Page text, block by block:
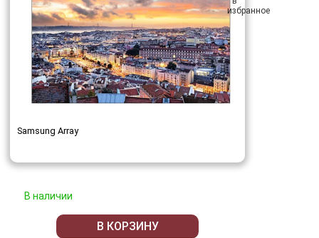
Samsung Array
В наличии
В КОРЗИНУ